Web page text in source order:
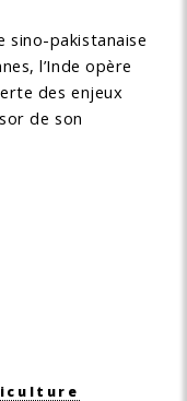
sino-pakistanaise
l’Inde opère
des enjeux
de son